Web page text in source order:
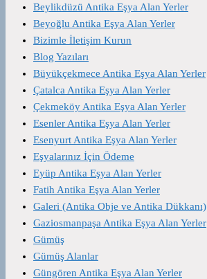
Beylikdüzü Antika Eşya Alan Yerler
Beyoğlu Antika Eşya Alan Yerler
Bizimle İletişim Kurun
Blog Yazıları
Büyükçekmece Antika Eşya Alan Yerler
Çatalca Antika Eşya Alan Yerler
Çekmeköy Antika Eşya Alan Yerler
Esenler Antika Eşya Alan Yerler
Esenyurt Antika Eşya Alan Yerler
Eşyalarınız İçin Ödeme
Eyüp Antika Eşya Alan Yerler
Fatih Antika Eşya Alan Yerler
Galeri (Antika Obje ve Antika Dükkanı)
Gaziosmanpaşa Antika Eşya Alan Yerler
Gümüş
Gümüş Alanlar
Güngören Antika Eşya Alan Yerler